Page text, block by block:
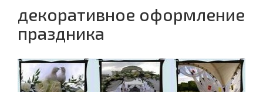
декоративное оформление
праздника